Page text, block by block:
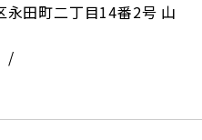
田町二丁目14番2号 山
/